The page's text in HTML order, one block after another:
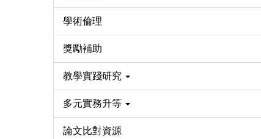
學術倫理
獎勵補助
教學實踐研究
多元實務升等
論文比對資源